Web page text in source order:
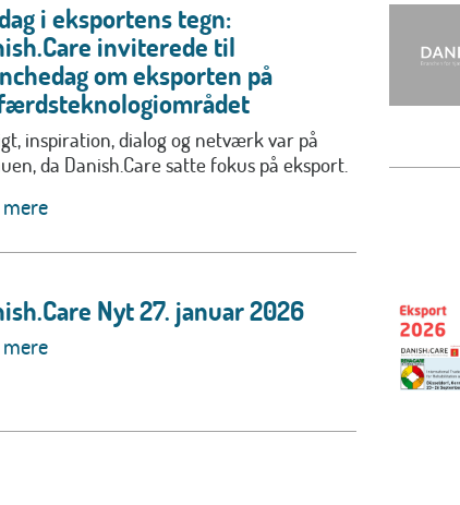
i eksportens tegn:
inviterede til
om eksporten på
inspiration, dialog og netværk var på
da Danish.Care satte fokus på eksport.
Nyt 27. januar 2026